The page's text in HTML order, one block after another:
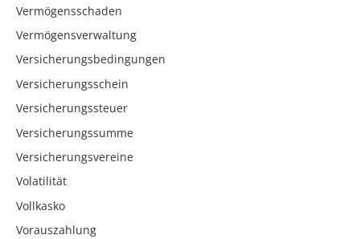
Vermögensschaden
Vermögensverwaltung
Versicherungsbedingungen
Versicherungsschein
Versicherungssteuer
Versicherungssumme
Versicherungsvereine
Volatilität
Vollkasko
Vorauszahlung